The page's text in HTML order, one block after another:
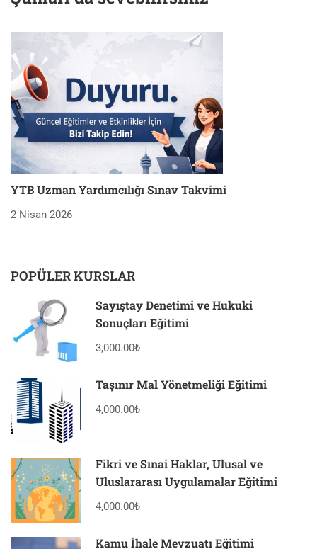
YTB Uzman Yardımcılığı Sınav Takvimi
2 Nisan 2026
POPÜLER KURSLAR
Sayıştay Denetimi ve Hukuki
Sonuçları Eğitimi
3,000.00₺
Taşınır Mal Yönetmeliği Eğitimi
4,000.00₺
Fikri ve Sınai Haklar, Ulusal ve
Uluslararası Uygulamalar Eğitimi
4,000.00₺
Kamu İhale Mevzuatı Eğitimi